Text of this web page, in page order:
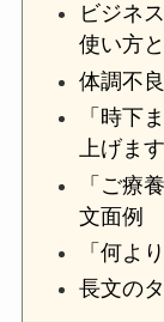
ビジネ
使い方
体調不
「時下
上げま
「ご療
文面例
「何よ
長文の